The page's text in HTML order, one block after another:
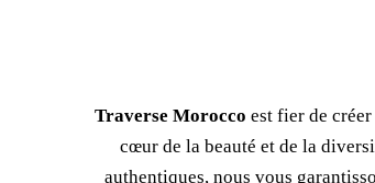
Traverse Morocco est fier de
cœur de la beauté et de la
authentiques, nous vous